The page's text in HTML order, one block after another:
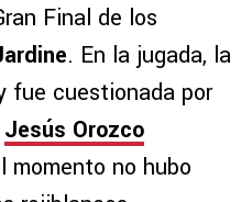
Final de los
. En la jugada, la
fue cuestionada por
Jesús Orozco
momento no hubo